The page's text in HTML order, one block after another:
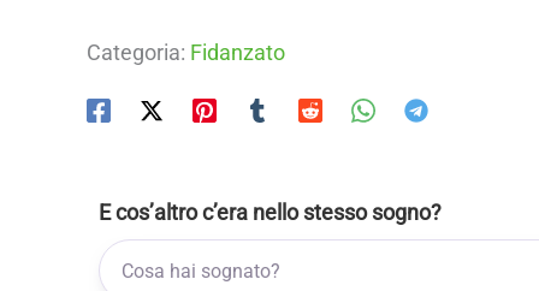
Categoria: Fidanzato
E cos’altro c’era nello stesso sogno?